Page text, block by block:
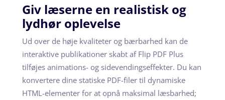
Giv læserne en realistisk og
lydhør oplevelse
Ud over de høje kvaliteter og bærbarhed kan de
interaktive publikationer skabt af Flip PDF Plus
tilføjes animations- og sidevendingseffekter. Du kan
konvertere dine statiske PDF-filer til dynamiske
HTML-elementer for at opnå maksimal læsbarhed;